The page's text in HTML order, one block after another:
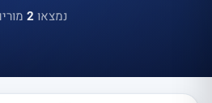
נמצאו2